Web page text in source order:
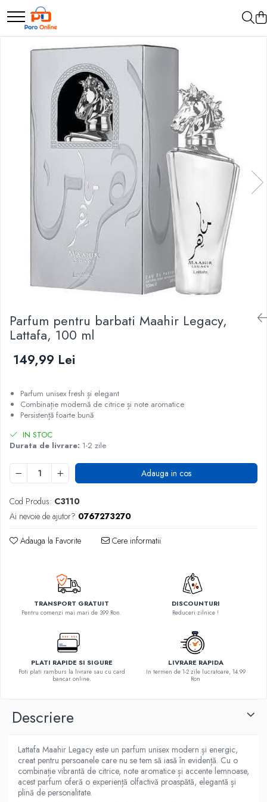
Parfum
Parfum Barbati
Parfum Femei
Parfum Unisex
Parfumuri Arabesti
Set Parfum
Parfum pentru barbati Maahir Legacy,
Lattafa, 100 ml
149,99 Lei
Parfum unisex fresh și elegant
Combinație modernă de citrice și note aromatice
Persistență foarte bună
IN STOC
Durata de livrare: 1-2 zile
Adauga in cos
Cod Produs: C3110
Ai nevoie de ajutor? 0767273270
Adauga la Favorite Cere informatii
TRANSPORT GRATUIT
Pentru comenzi mai mari de 399 Ron.
DISCOUNTURI
Reduceri zilnice !
PLATI RAPIDE SI SIGURE
Poti plati ramburs la livrare sau cu card
bancar online.
LIVRARE RAPIDA
In termen de 1-2 zile lucratoare, 14.99
Ron
Descriere
Lattafa Maahir Legacy este un parfum unisex modern și energic,
creat pentru persoanele care nu se tem să iasă în evidență. Cu o
combinație vibrantă de citrice, note aromatice și accente lemnoase,
acest parfum oferă o experiență olfactivă proaspătă, elegantă și
plină de personalitate.